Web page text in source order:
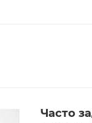
Часто